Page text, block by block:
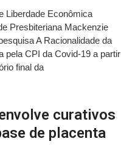
Liberdade Econômica
Presbiteriana Mackenzie
A Racionalidade da
pela CPI da Covid-19 a partir
final da
curativos
de placenta